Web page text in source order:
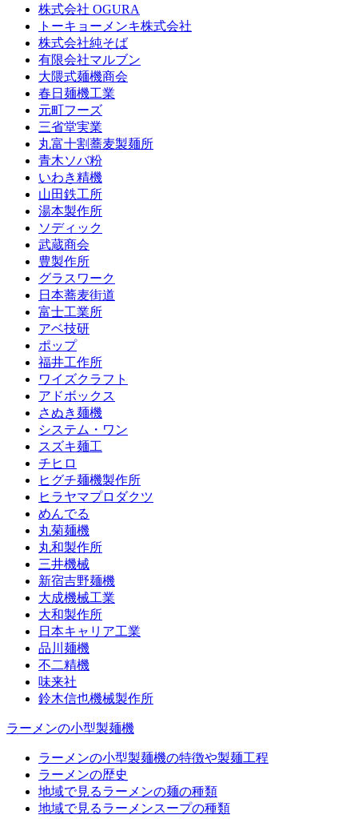
株式会社 OGURA
トーキョーメンキ株式会社
株式会社純そば
有限会社マルブン
大隈式麺機商会
春日麺機工業
元町フーズ
三省堂実業
丸富十割蕎麦製麺所
青木ソバ粉
いわき精機
山田鉄工所
湯本製作所
ソディック
武蔵商会
豊製作所
グラスワーク
日本蕎麦街道
富士工業所
アベ技研
ポップ
福井工作所
ワイズクラフト
アドボックス
さぬき麺機
システム・ワン
スズキ麺工
チヒロ
ヒグチ麺機製作所
ヒラヤマプロダクツ
めんでる
丸菊麺機
丸和製作所
三井機械
新宿吉野麺機
大成機械工業
大和製作所
日本キャリア工業
品川麺機
不二精機
味来社
鈴木信也機械製作所
ラーメンの小型製麺機
ラーメンの小型製麺機の特徴や製麺工程
ラーメンの歴史
地域で見るラーメンの麺の種類
地域で見るラーメンスープの種類